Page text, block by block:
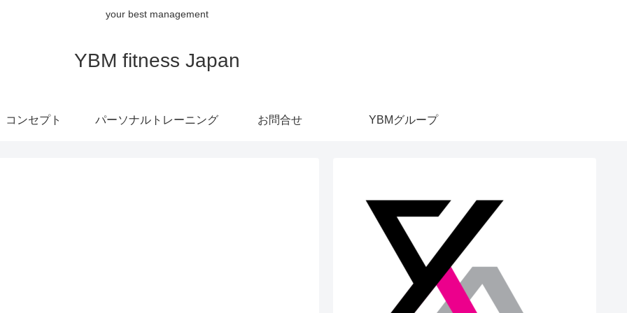
your best management
YBM fitness Japan
コンセプト パーソナルトレーニング お問合せ YBMグループ